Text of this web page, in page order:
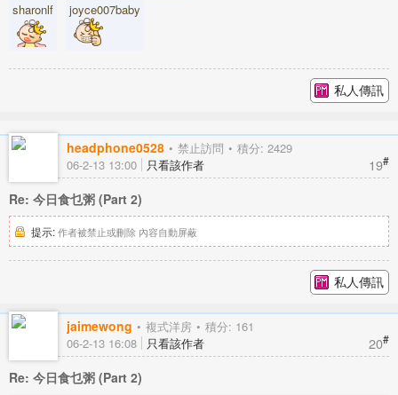
sharonlf
joyce007baby
私人傳訊
headphone0528 禁止訪問 積分: 2429
19#
06-2-13 13:00 只看該作者
Re: 今日食乜粥 (Part 2)
提示: 作者被禁止或刪除 內容自動屏蔽
私人傳訊
jaimewong 複式洋房 積分: 161
20#
06-2-13 16:08 只看該作者
Re: 今日食乜粥 (Part 2)